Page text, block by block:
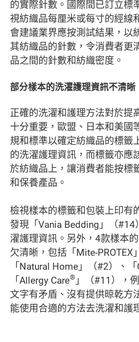
的實際針數。國際間已訂立標
視紡織品每厘米或每寸的經線
會建議業界應按測試結果，以
其紡織品的針數，令消費者更
品之間的針數和紡織密度。
部分樣本的洗濯護理資訊不清晰
正確的洗濯和護理方法對於提
十分重要，歐盟、日本和美國
規和標準以確定紡織品的標籤
的洗濯護理資訊，而標籤亦應
於紡織品上，讓消費者能按標
和保養產品。
檢視樣本的標籤和包裝上印有
發現「Vania Bedding」（#14
濯護理資訊。另外，4款樣本
欠清晰，包括「Mite-PROTEX
「Natural Home」（#2）、
「Allergy Care® 」（#11），
文字有矛盾、沒有提供晾乾方
能使用合適的方法去洗濯和護